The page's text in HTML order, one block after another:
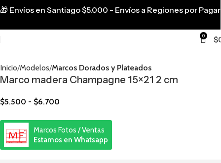
0 $
Inicio Modelos Marcos Dorados y Plateados
Marco madera Champagne 15×21 2 cm
$5.500 - $6.700
Marcos Fotos / Ventas
Estamos en Whatsapp
🎁 Envíos en Santiago $5.000 - Envíos a Regiones por Pagar